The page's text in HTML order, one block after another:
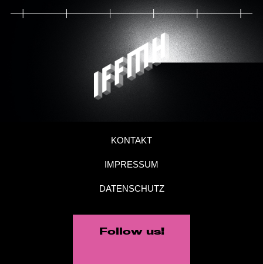
KONTAKT
IMPRESSUM
DATENSCHUTZ
Follow us!